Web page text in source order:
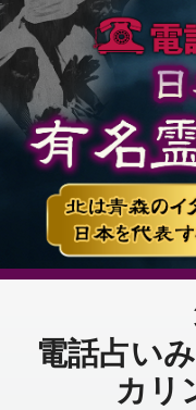
電話占い
カリ